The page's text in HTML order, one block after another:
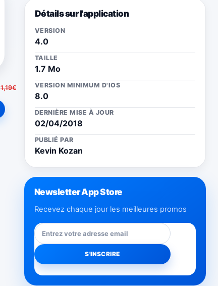
1,19€
Détails sur l'application
VERSION
4.0
TAILLE
1.7 Mo
VERSION MINIMUM D'IOS
8.0
DERNIÈRE MISE À JOUR
02/04/2018
PUBLIÉ PAR
Kevin Kozan
Newsletter App Store
Recevez chaque jour les meilleures promos